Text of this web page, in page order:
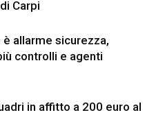
Carpi
allarme sicurezza,
controlli e agenti
in affitto a 200 euro al